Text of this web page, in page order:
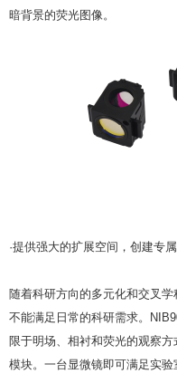
暗背景的荧光图像。
·提供强大的扩展空间，创建专
随着科研方向的多元化和交叉
不能满足日常的科研需求。
限于明场、相衬和荧光的观察
模块。一台显微镜即可满足实验